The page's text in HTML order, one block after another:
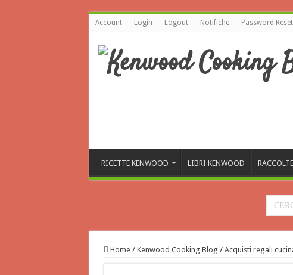
Account Login Logout Notifiche Password Reset
RICETTE KENWOOD LIBRI KENWOOD
Home / Kenwood Cooking Blog / Acquisti regali